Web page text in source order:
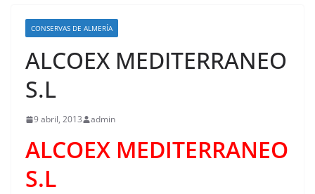
CONSERVAS DE ALMERÍA
ALCOEX MEDITERRANEO
S.L
9 abril, 2013 admin
ALCOEX MEDITERRANEO
S.L